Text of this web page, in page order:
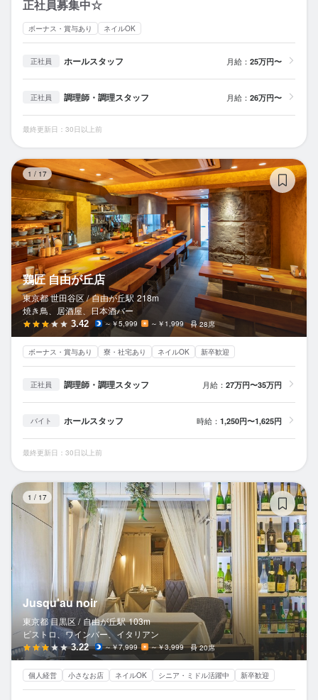
正社員募集中☆
ボーナス・賞与あり ネイルOK
正社員 ホールスタッフ 月給： 25万円〜
正社員 調理師・調理スタッフ 月給： 26万円〜
最終更新日：30日以上前
1 / 17
鶏匠 自由が丘店
東京都 世田谷区 / 自由が丘駅 218m
焼き鳥、居酒屋、日本酒バー
3.42 ～￥5,999 ～￥1,999 28席
ボーナス・賞与あり 寮・社宅あり ネイルOK 新卒歓迎
正社員 調理師・調理スタッフ 月給： 27万円〜35万円
バイト ホールスタッフ 時給： 1,250円〜1,625円
最終更新日：30日以上前
1 / 17
Jusqu'au noir
東京都 目黒区 / 自由が丘駅 103m
ビストロ、ワインバー、イタリアン
3.22 ～￥7,999 ～￥3,999 20席
個人経営 小さなお店 ネイルOK シニア・ミドル活躍中 新卒歓迎